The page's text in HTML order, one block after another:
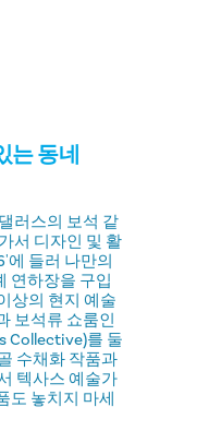
는 동네
러스의 보석 같
서 디자인 및 활
에 들러 나만의
연하장을 구입
상의 현지 예술
보석류 쇼룸인
Collective)를 둘
수채화 작품과
텍사스 예술가
도 놓치지 마세